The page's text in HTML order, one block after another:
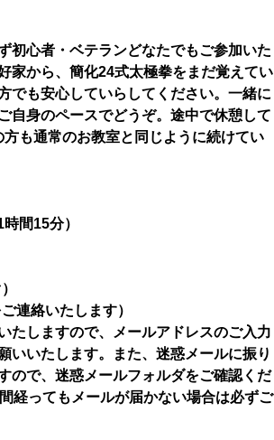
初心者・ベテランどなたでもご参加いた
家から、簡化24式太極拳をまだ覚えてい
でも安心していらしてください。一緒に
自身のペースでどうぞ。途中で休憩して
も通常のお教室と同じように続けてい
間15分）
連絡いたします）
たしますので、メールアドレスのご入力
いいたします。また、迷惑メールに振り
ので、迷惑メールフォルダをご確認くだ
経ってもメールが届かない場合は必ずご